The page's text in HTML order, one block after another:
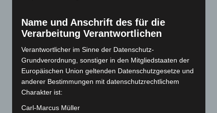
September 2023 (133)
August 2023(134)
Juli 2023(118)
Juni 2023(142)
Mai 2023(139)
April 2023(155)
Name und Anschrift des für die
Verarbeitung Verantwortlichen
Verantwortlicher im Sinne der Datenschutz-
Grundverordnung, sonstiger in den Mitgliedstaaten der
Europäischen Union geltenden Datenschutzgesetze und
anderer Bestimmungen mit datenschutzrechtlichem
Charakter ist:
Carl-Marcus Müller